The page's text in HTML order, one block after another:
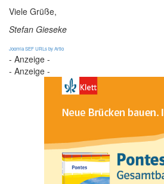
Viele Grüße,
Stefan Gieseke
Joomla SEF URLs by Artio
- Anzeige -
- Anzeige -